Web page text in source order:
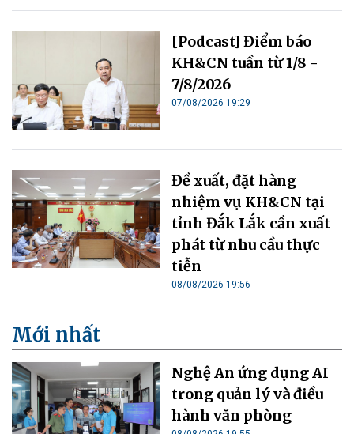
[Podcast] Điểm báo
KH&CN tuần từ 1/8 -
7/8/2026
07/08/2026 19:29
Đề xuất, đặt hàng
nhiệm vụ KH&CN tại
tỉnh Đắk Lắk cần xuất
phát từ nhu cầu thực
tiễn
08/08/2026 19:56
Mới nhất
Nghệ An ứng dụng AI
trong quản lý và điều
hành văn phòng